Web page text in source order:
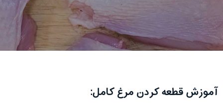
آموزش قطعه کردن مرغ کامل: